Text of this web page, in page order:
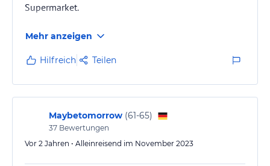
Supermarket.
Mehr anzeigen
Hilfreich Teilen
Maybetomorrow (61-65)
37 Bewertungen
Vor 2 Jahren • Alleinreisend im November 2023